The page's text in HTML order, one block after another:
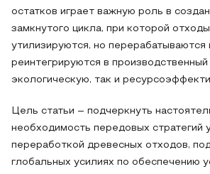
остатков играет важную роль в
замкнутого цикла, при которой
утилизируются, но перерабатываются
реинтегрируются в
экологическую, так и
Цель статьи – подчеркнуть
необходимость передовых стратегий
переработкой древесных отходов,
глобальных усилиях по обеспечению